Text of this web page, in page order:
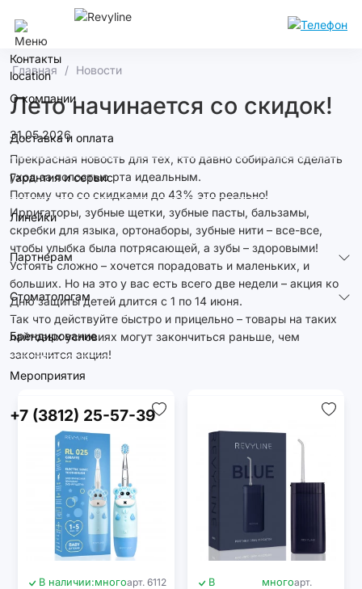
Контакты
О компании
Доставка и оплата
Гарантия и сервис
Линейки
Партнерам
Стоматологам
Брендирование
Мероприятия
+7 (3812) 25-57-39
Главная Новости
Лето начинается со скидок!
31.05.2026
Прекрасная новость для тех, кто давно собирался сделать
уход за полостью рта идеальным.
Потому что со скидками до 43% это реально!
Ирригаторы, зубные щетки, зубные пасты, бальзамы,
скребки для языка, ортонаборы, зубные нити – все-все,
чтобы улыбка была потрясающей, а зубы – здоровыми!
Устоять сложно – хочется порадовать и маленьких, и
больших. Но на это у вас есть всего две недели – акция ко
Дню защиты детей длится с 1 по 14 июня.
Так что действуйте быстро и прицельно – товары на таких
лайтовых условиях могут закончиться раньше, чем
закончится акция!
В наличии:многоарт. 6112
В
многоарт.